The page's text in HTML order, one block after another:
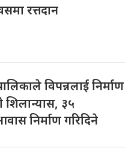
रत्तदान
विपन्नलाई निर्माण
शिलान्यास, ३५
निर्माण गरिदिने